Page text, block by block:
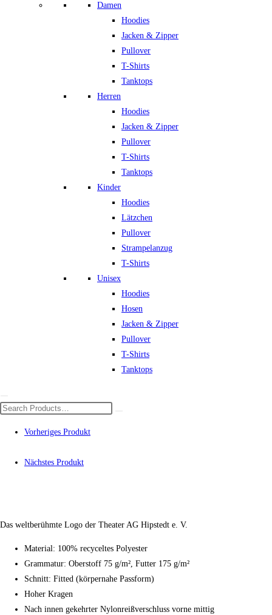
Damen
Hoodies
Jacken & Zipper
Pullover
T-Shirts
Tanktops
Herren
Hoodies
Jacken & Zipper
Pullover
T-Shirts
Tanktops
Kinder
Hoodies
Lätzchen
Pullover
Strampelanzug
T-Shirts
Unisex
Hoodies
Hosen
Jacken & Zipper
Pullover
T-Shirts
Tanktops
Vorheriges Produkt
Nächstes Produkt
Das weltberühmte Logo der Theater AG Hipstedt e. V.
Material: 100% recyceltes Polyester
Grammatur: Oberstoff 75 g/m², Futter 175 g/m²
Schnitt: Fitted (körpernahe Passform)
Hoher Kragen
Nach innen gekehrter Nylonreißverschluss vorne mittig